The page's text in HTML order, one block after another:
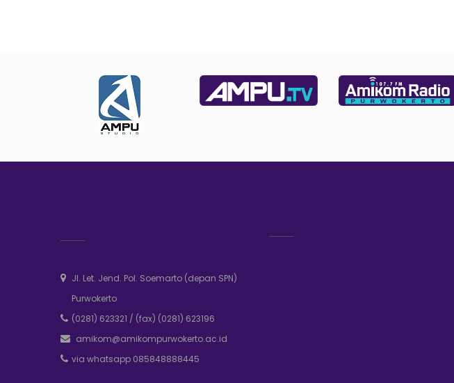
Jl. Let. Jend. Pol. Soemarto (depan SPN)
Purwokerto
(0281) 623321 / (fax) (0281) 623196
amikom@amikompurwokerto.ac.id
via whatsapp 085848888445